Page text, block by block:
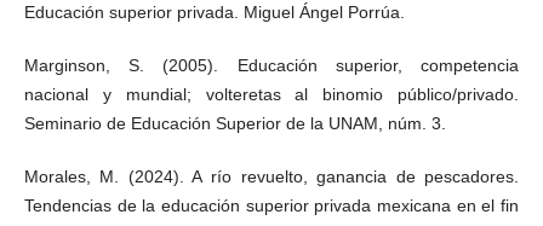
Educación superior privada. Miguel Ángel Porrúa.
Marginson, S. (2005). Educación superior, competencia
nacional y mundial; volteretas al binomio público/privado.
Seminario de Educación Superior de la UNAM, núm. 3.
Morales, M. (2024). A río revuelto, ganancia de pescadores.
Tendencias de la educación superior privada mexicana en el fin